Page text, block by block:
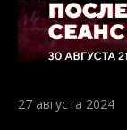
27 августа 2024